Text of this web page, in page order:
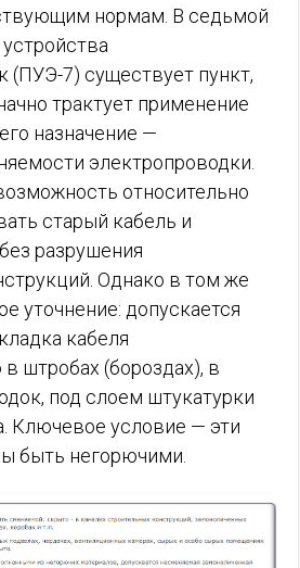
нормам. В седьмой
(ПУЭ-7) существует пункт,
трактует применение
назначение —
электропроводки.
относительно
старый кабель и
разрушения
Однако в том же
уточнение: допускается
кабеля
штробах (бороздах), в
под слоем штукатурки
Ключевое условие — эти
быть негорючими.